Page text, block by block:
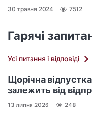
30 травня 2024 7512
Гарячі
Усі питання і відповіді
Щорічна
залежить від
13 липня 2026 248